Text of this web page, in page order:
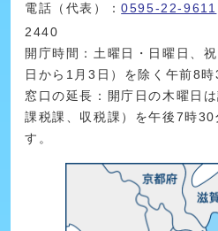
電話（代表）：0595-22-9611
2440
開庁時間：土曜日・日曜日、
日から1月3日）を除く午前8
窓口の延長：開庁日の木曜日
課税課、収税課）を午後7時30
す。